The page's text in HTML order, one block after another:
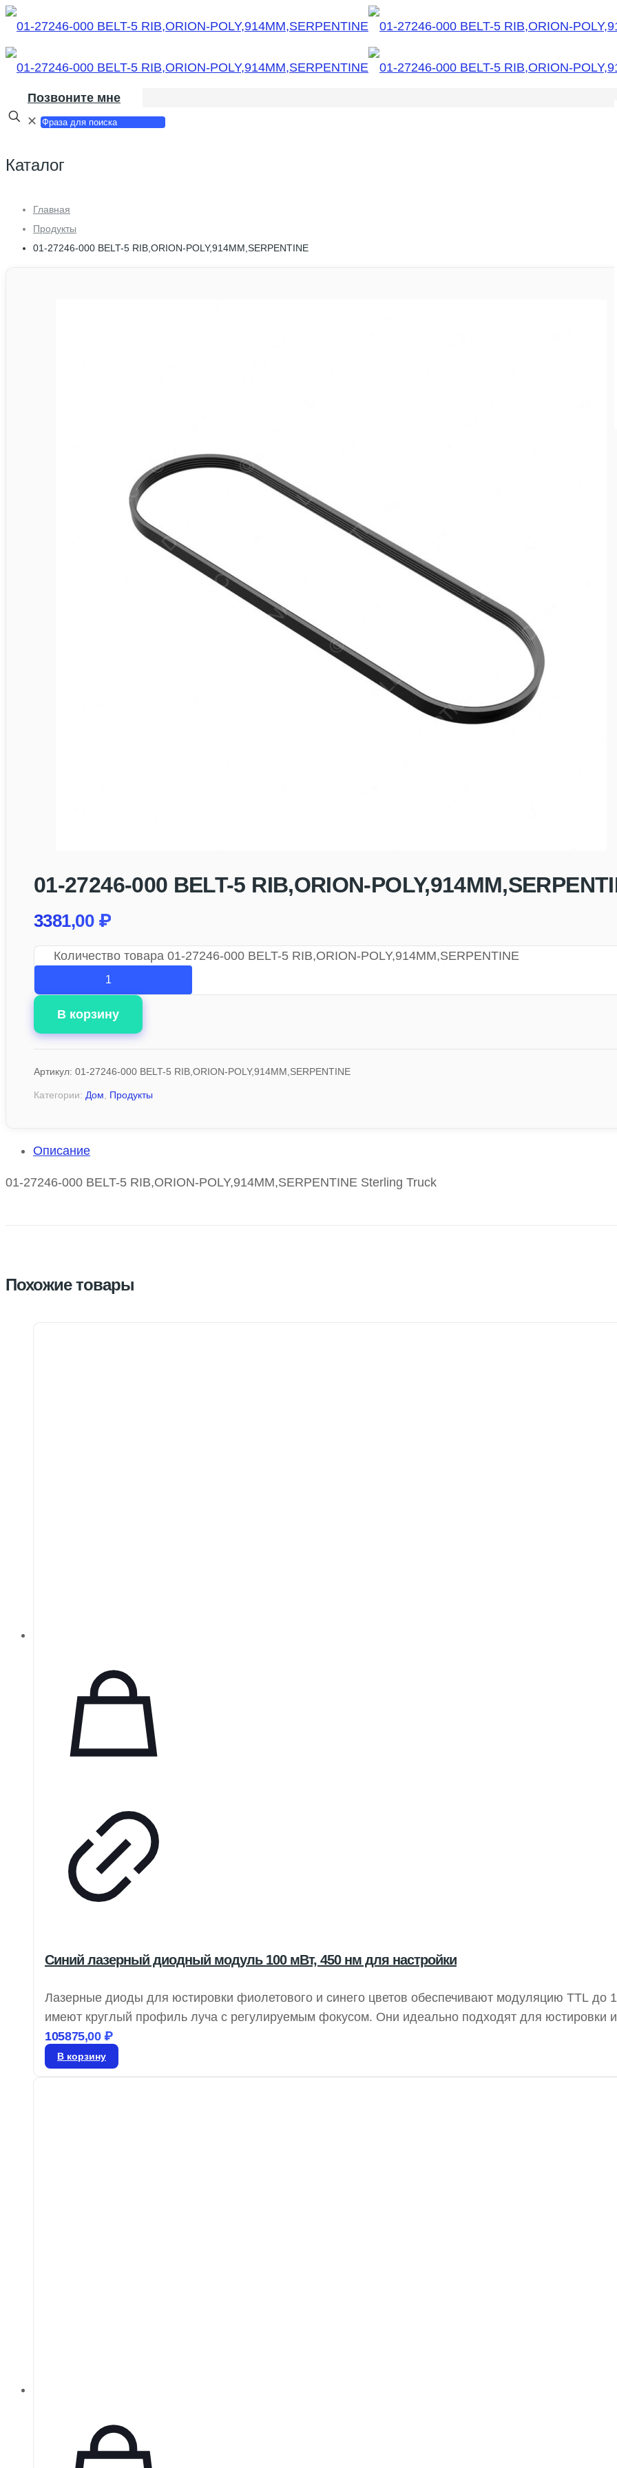
Позвоните мне
✕
Каталог
Главная
Продукты
01-27246-000 BELT-5 RIB,ORION-POLY,914MM,SERPENTINE
01-27246-000 BELT-5 RIB,ORION-
3381,00 ₽
Количество товара 01-27246-000 BELT-5 RIB,ORION-POLY,914MM,SERPENTINE
В корзину
Артикул: 01-27246-000 BELT-5 RIB,ORION-POLY,914MM,SERPENTINE
Категории: Дом, Продукты
Описание
01-27246-000 BELT-5 RIB,ORION-POLY,914MM,SERPENTINE Sterling Truck
Похожие товары
Синий лазерный диодный модуль 100 мВт, 450 нм для настройки
Лазерные диоды для юстировки фиолетового и синего цветов обеспечивают модуляцию TTL до
имеют круглый профиль луча с регулируемым фокусом. Они идеально подходят для юстировки и
измерений, предлагая варианты выходной мощности от 1 до 100 мВт. Эти лазеры обычно
визуальные системы или монохроматическое зрение, что делает их ценным инструментом в
105875,00₽
В корзину